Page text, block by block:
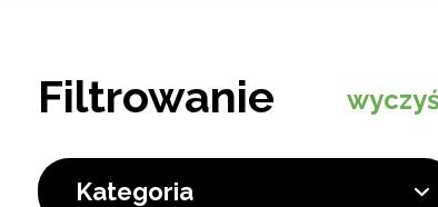
Filtrowanie
Kategoria